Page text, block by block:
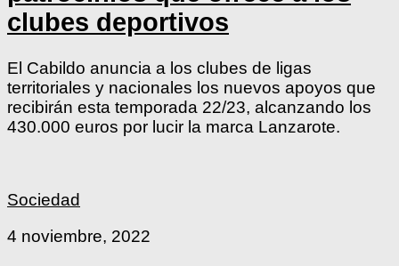
clubes deportivos
El Cabildo anuncia a los clubes de ligas
territoriales y nacionales los nuevos apoyos que
recibirán esta temporada 22/23, alcanzando los
430.000 euros por lucir la marca Lanzarote.
Sociedad
4 noviembre, 2022